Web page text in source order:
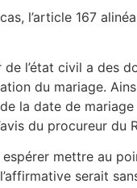
l’article 167
de l’état civil a des
du mariage.
la date de
du procureur du
mettre au
serait